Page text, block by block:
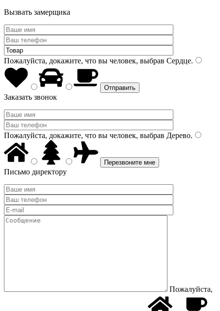
Вызвать замерщика
Пожалуйста, докажите, что вы человек, выбрав Сердце.
Заказать звонок
Пожалуйста, докажите, что вы человек, выбрав Дерево.
Письмо директору
Пожалуйста,